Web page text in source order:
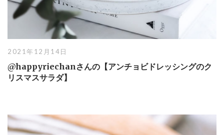
2021年12月14日
@happyriechanさんの【アンチョビドレッシングのク
リスマスサラダ】